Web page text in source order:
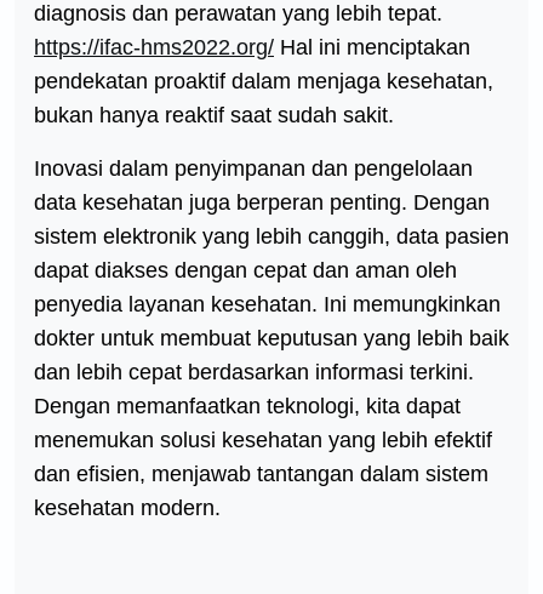
diagnosis dan perawatan yang lebih tepat.
https://ifac-hms2022.org/ Hal ini menciptakan
pendekatan proaktif dalam menjaga kesehatan,
bukan hanya reaktif saat sudah sakit.
Inovasi dalam penyimpanan dan pengelolaan
data kesehatan juga berperan penting. Dengan
sistem elektronik yang lebih canggih, data pasien
dapat diakses dengan cepat dan aman oleh
penyedia layanan kesehatan. Ini memungkinkan
dokter untuk membuat keputusan yang lebih baik
dan lebih cepat berdasarkan informasi terkini.
Dengan memanfaatkan teknologi, kita dapat
menemukan solusi kesehatan yang lebih efektif
dan efisien, menjawab tantangan dalam sistem
kesehatan modern.